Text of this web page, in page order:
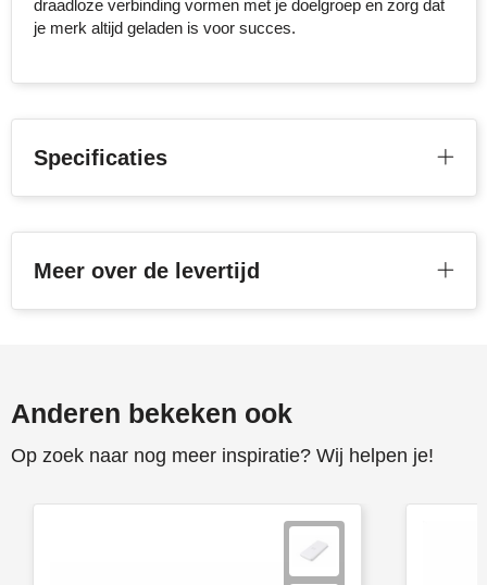
Waterman
draadloze verbinding vormen met je doelgroep en zorg dat
je merk altijd geladen is voor succes.
Specificaties
Meer over de levertijd
Anderen bekeken ook
Op zoek naar nog meer inspiratie? Wij helpen je!